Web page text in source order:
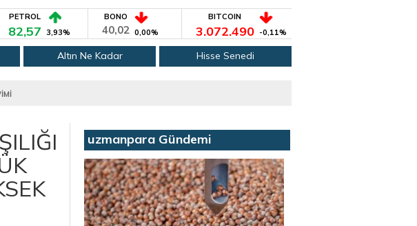
PETROL
82,57 3,93%
BONO
40,02 0,00%
BITCOIN
3.072.490 -0,11%
Altın Ne Kadar Hisse Senedi
uzmanpara Gündemi